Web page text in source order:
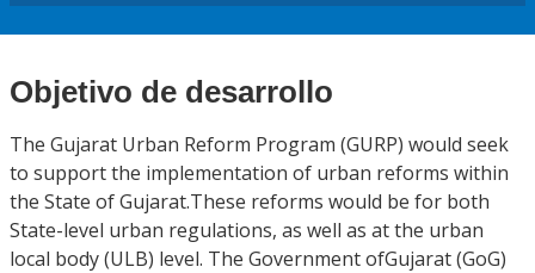
Objetivo de desarrollo
The Gujarat Urban Reform Program (GURP) would seek
to support the implementation of urban reforms within
the State of Gujarat.These reforms would be for both
State-level urban regulations, as well as at the urban
local body (ULB) level. The Government ofGujarat (GoG)